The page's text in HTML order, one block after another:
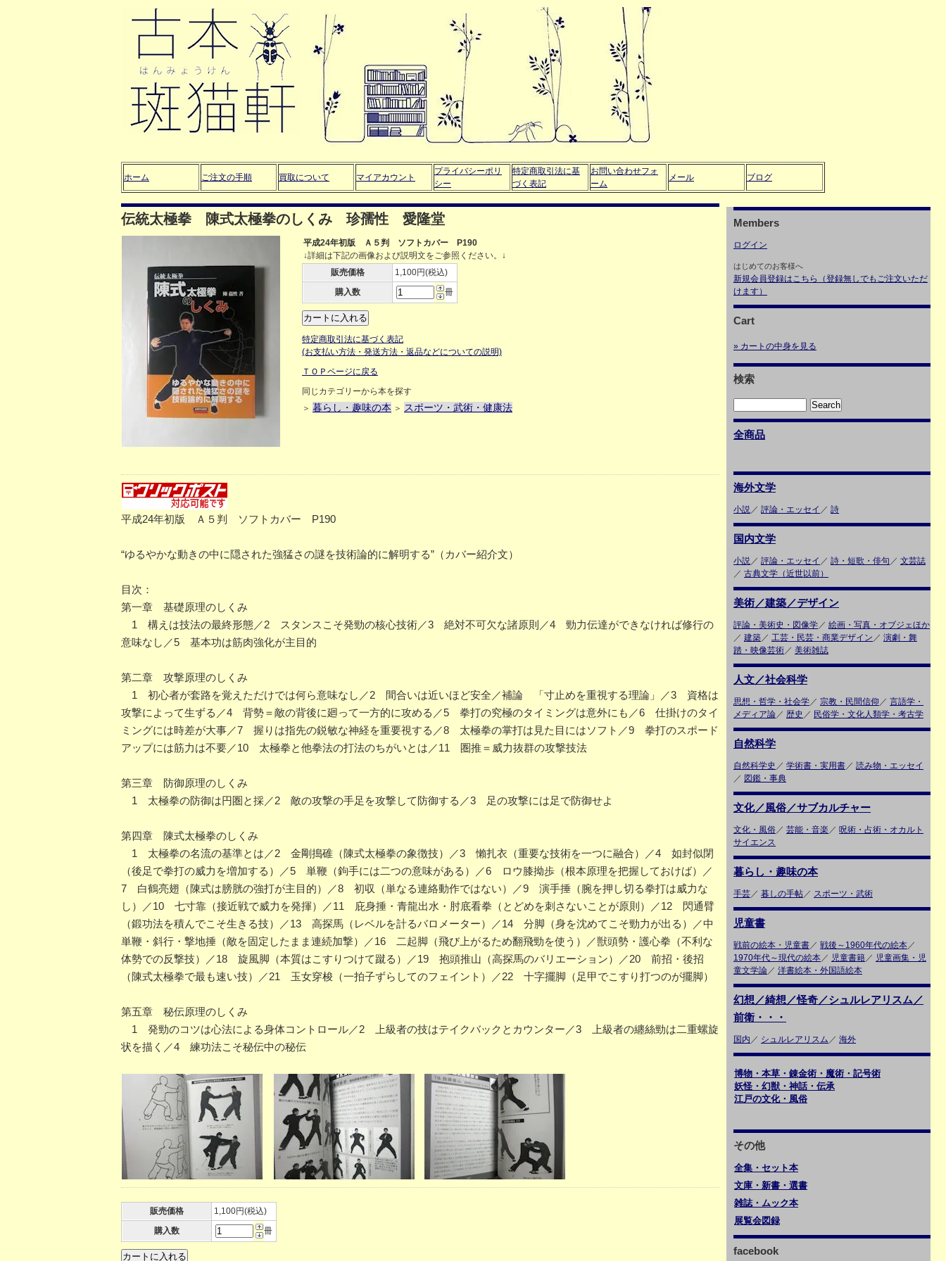
ホーム ご注文の手順 買取について マイアカウント
プライバシーポリ
シー
特定商取引法に基
づく表記
お問い合わせフォ
ーム
メール ブログ
伝統太極拳 陳式太極拳のしくみ 珍孺性 愛隆堂
平成24年初版 Ａ５判 ソフトカバー P190
↓詳細は下記の画像および説明文をご参照ください。↓
販売価格
1,100円(税込)
購入数
冊
特定商取引法に基づく表記
(お支払い方法・発送方法・返品などについての説明)
ＴＯＰページに戻る
同じカテゴリーから本を探す
＞ 暮らし・趣味の本 ＞ スポーツ・武術・健康法
平成24年初版 Ａ５判 ソフトカバー P190
“ゆるやかな動きの中に隠された強猛さの謎を技術論的に解明する”（カバー紹介文）
目次：
第一章 基礎原理のしくみ
1 構えは技法の最終形態／2 スタンスこそ発勁の核心技術／3 絶対不可欠な諸原則／4 勁力伝達ができなければ修行の
意味なし／5 基本功は筋肉強化が主目的
第二章 攻撃原理のしくみ
1 初心者が套路を覚えただけでは何ら意味なし／2 間合いは近いほど安全／補論 「寸止めを重視する理論」／3 資格は
攻撃によって生ずる／4 背勢＝敵の背後に廻って一方的に攻める／5 拳打の究極のタイミングは意外にも／6 仕掛けのタイ
ミングには時差が大事／7 握りは指先の鋭敏な神経を重要視する／8 太極拳の掌打は見た目にはソフト／9 拳打のスポード
アップには筋力は不要／10 太極拳と他拳法の打法のちがいとは／11 圏推＝威力抜群の攻撃技法
第三章 防御原理のしくみ
1 太極拳の防御は円圏と採／2 敵の攻撃の手足を攻撃して防御する／3 足の攻撃には足で防御せよ
第四章 陳式太極拳のしくみ
1 太極拳の名流の基準とは／2 金剛搗碓（陳式太極拳の象徴技）／3 懶扎衣（重要な技術を一つに融合）／4 如封似閉
（後足で拳打の威力を増加する）／5 単鞭（鉤手には二つの意味がある）／6 ロウ膝拗歩（根本原理を把握しておけば）／
7 白鶴亮翅（陳式は膀胱の強打が主目的）／8 初収（単なる連絡動作ではない）／9 演手捶（腕を押し切る拳打は威力な
し）／10 七寸靠（接近戦で威力を発揮）／11 庇身捶・青龍出水・肘底看拳（とどめを刺さないことが原則）／12 閃通臂
（鍛功法を積んでこそ生きる技）／13 高探馬（レベルを計るバロメーター）／14 分脚（身を沈めてこそ勁力が出る）／中
単鞭・斜行・撃地捶（敵を固定したまま連続加撃）／16 二起脚（飛び上がるため翻飛勁を使う）／獣頭勢・護心拳（不利な
体勢での反撃技）／18 旋風脚（本質はこすりつけて蹴る）／19 抱頭推山（高探馬のバリエーション）／20 前招・後招
（陳式太極拳で最も速い技）／21 玉女穿梭（一拍子ずらしてのフェイント）／22 十字擺脚（足甲でこすり打つのが擺脚）
第五章 秘伝原理のしくみ
1 発勁のコツは心法による身体コントロール／2 上級者の技はテイクバックとカウンター／3 上級者の纏絲勁は二重螺旋
状を描く／4 練功法こそ秘伝中の秘伝
販売価格
1,100円(税込)
購入数
冊
Members
ログイン
はじめてのお客様へ
新規会員登録はこちら（登録無しでもご注文いただ
けます）
Cart
» カートの中身を見る
検索
全商品
海外文学
小説／ 評論・エッセイ ／ 詩
国内文学
小説／ 評論・エッセイ ／ 詩・短歌・俳句 ／ 文芸誌
／ 古典文学（近世以前）
美術／建築／デザイン
評論・美術史・図像学／ 絵画・写真・オブジェほか
／ 建築／ 工芸・民芸・商業デザイン ／ 演劇・舞
踏・映像芸術／ 美術雑誌
人文／社会科学
思想・哲学・社会学／ 宗教・民間信仰 ／ 言語学・
メディア論／ 歴史 ／ 民俗学・文化人類学・考古学
自然科学
自然科学史 ／ 学術書・実用書／ 読み物・エッセイ
／ 図鑑・事典
文化／風俗／サブカルチャー
文化・風俗／ 芸能・音楽 ／ 呪術・占術・オカルト
サイエンス
暮らし・趣味の本
手芸／ 暮しの手帖／ スポーツ・武術
児童書
戦前の絵本・児童書／ 戦後～1960年代の絵本／
1970年代～現代の絵本／ 児童書籍／ 児童画集・児
童文学論／ 洋書絵本・外国語絵本
幻想／綺想／怪奇／シュルレアリスム／
前衛・・・
国内 ／ シュルレアリスム ／ 海外
博物・本草・錬金術・魔術・記号術
妖怪・幻獣・神話・伝承
江戸の文化・風俗
その他
全集・セット本
文庫・新書・選書
雑誌・ムック本
展覧会図録
facebook